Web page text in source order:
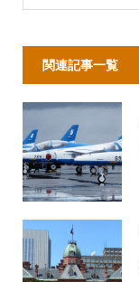
関連記事一覧